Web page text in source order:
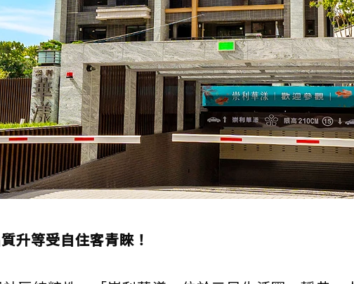
升等受自住客青睞！